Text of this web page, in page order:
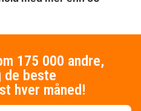
175 000 andre,
de beste
hver måned!